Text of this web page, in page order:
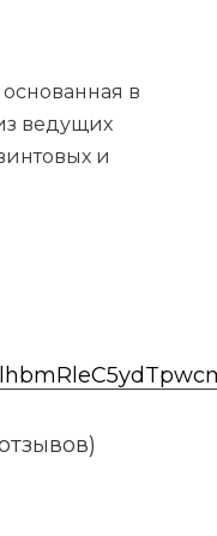
в
ведущих
и